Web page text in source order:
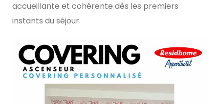
accueillante et cohérente dès les premiers
instants du séjour.